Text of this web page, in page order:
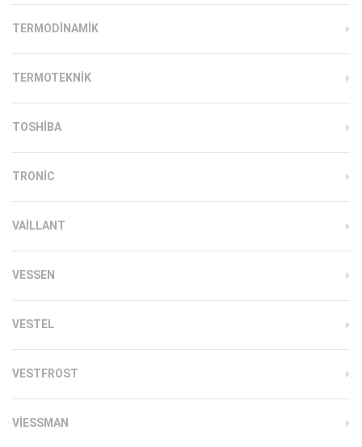
TERMODINAMIK
TERMOTEKNIK
TOSHIBA
TRONIC
VAILLANT
VESSEN
VESTEL
VESTFROST
VIESSMAN